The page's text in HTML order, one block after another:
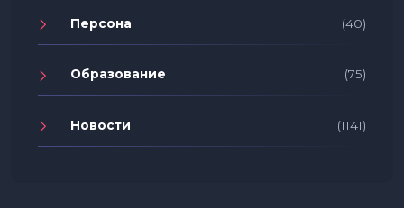
Персона (40)
Образование (75)
Новости (1141)